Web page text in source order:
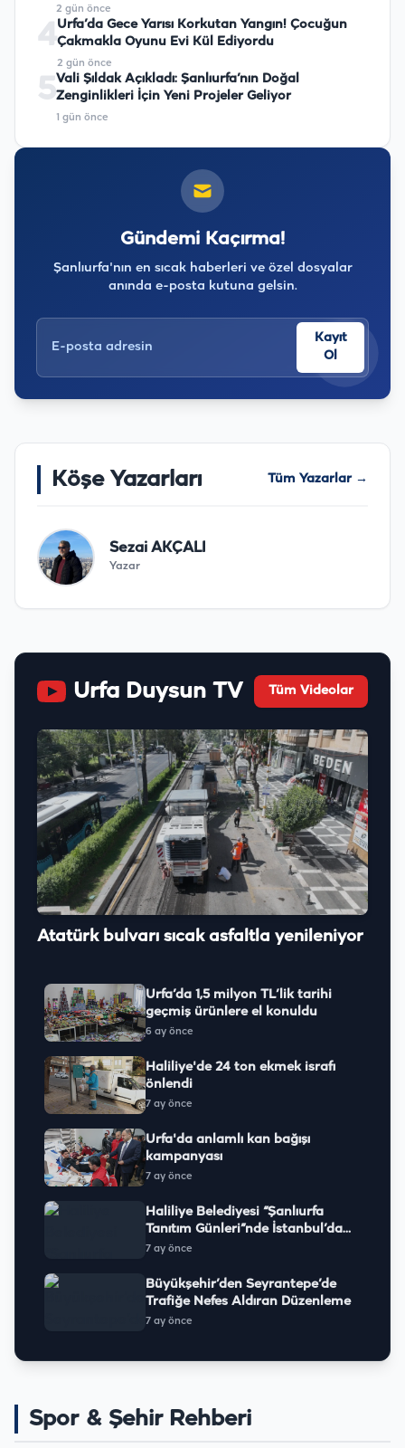
2 gün önce
4Urfa’da Gece Yarısı Korkutan Yangın! Çocuğun
Çakmakla Oyunu Evi Kül Ediyordu
2 gün önce
5Vali Şıldak Açıkladı: Şanlıurfa’nın Doğal
Zenginlikleri İçin Yeni Projeler Geliyor
1 gün önce
Gündemi Kaçırma!
Şanlıurfa'nın en sıcak haberleri ve özel dosyalar
anında e-posta kutuna gelsin.
Kayıt
Ol
Köşe Yazarları Tüm Yazarlar →
Sezai AKÇALI
Yazar
Urfa Duysun TV Tüm Videolar
Atatürk bulvarı sıcak asfaltla yenileniyor
Urfa’da 1,5 milyon TL’lik tarihi
geçmiş ürünlere el konuldu
6 ay önce
Haliliye'de 24 ton ekmek israfı
önlendi
7 ay önce
Urfa'da anlamlı kan bağışı
kampanyası
7 ay önce
Haliliye Belediyesi “Şanlıurfa
Tanıtım Günleri”nde İstanbul’da
Yerini Aldı
7 ay önce
Büyükşehir’den Seyrantepe’de
Trafiğe Nefes Aldıran Düzenleme
7 ay önce
Spor & Şehir Rehberi